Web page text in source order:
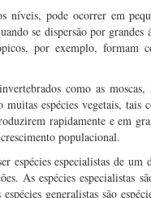
níveis, pode ocorrer em
se dispersão por
por exemplo, formam
como as
muitas espécies vegetais,
rapidamente e em
populacional.
espécies especialistas de
As espécies especialistas
generalistas são